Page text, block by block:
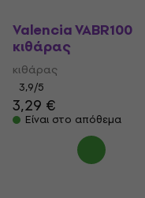
Valencia VABR100
κιθάρας
κιθάρας
3,9/5
3,29 €
Είναι στο απόθεμα